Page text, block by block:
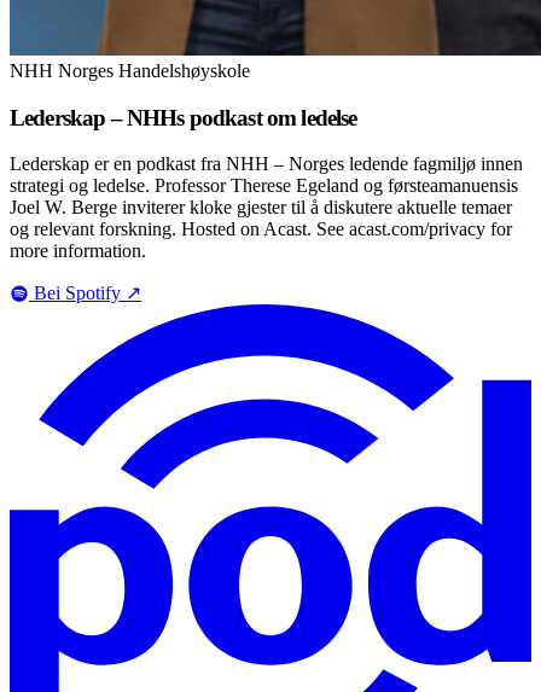
NHH Norges Handelshøyskole
Lederskap – NHHs podkast om ledelse
Lederskap er en podkast fra NHH – Norges ledende fagmiljø innen
strategi og ledelse. Professor Therese Egeland og førsteamanuensis
Joel W. Berge inviterer kloke gjester til å diskutere aktuelle temaer
og relevant forskning. Hosted on Acast. See acast.com/privacy for
more information.
Bei Spotify ↗